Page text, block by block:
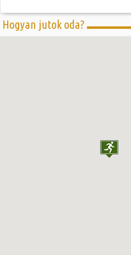
Hogyan jutok oda?